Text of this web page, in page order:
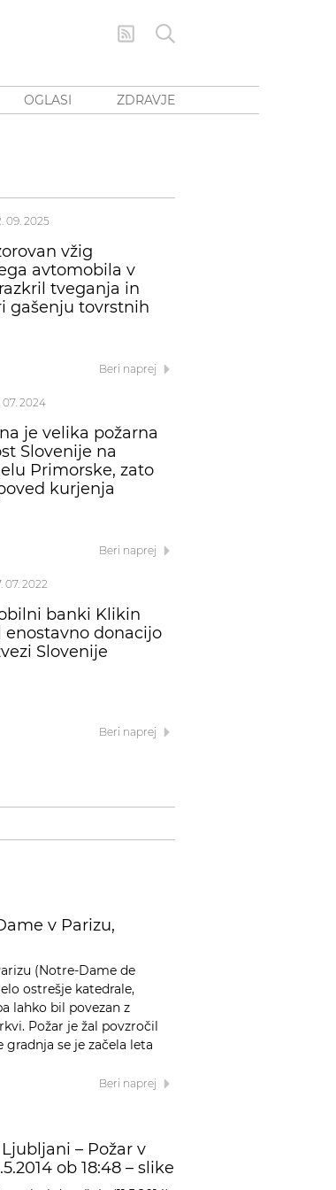
OGLASI ZDRAVJE
09. 2025
vžig
avtomobila v
tveganja in
gašenju tovrstnih
Beri naprej
07. 2024
je velika požarna
Slovenije na
Primorske, zato
kurjenja
Beri naprej
07. 2022
banki Klikin
enostavno donacijo
Slovenije
Beri naprej
v Parizu,
(Notre-Dame de
ostrešje katedrale,
lahko bil povezan z
Požar je žal povzročil
se je začela leta
Beri naprej
– Požar v
ob 18:48 – slike